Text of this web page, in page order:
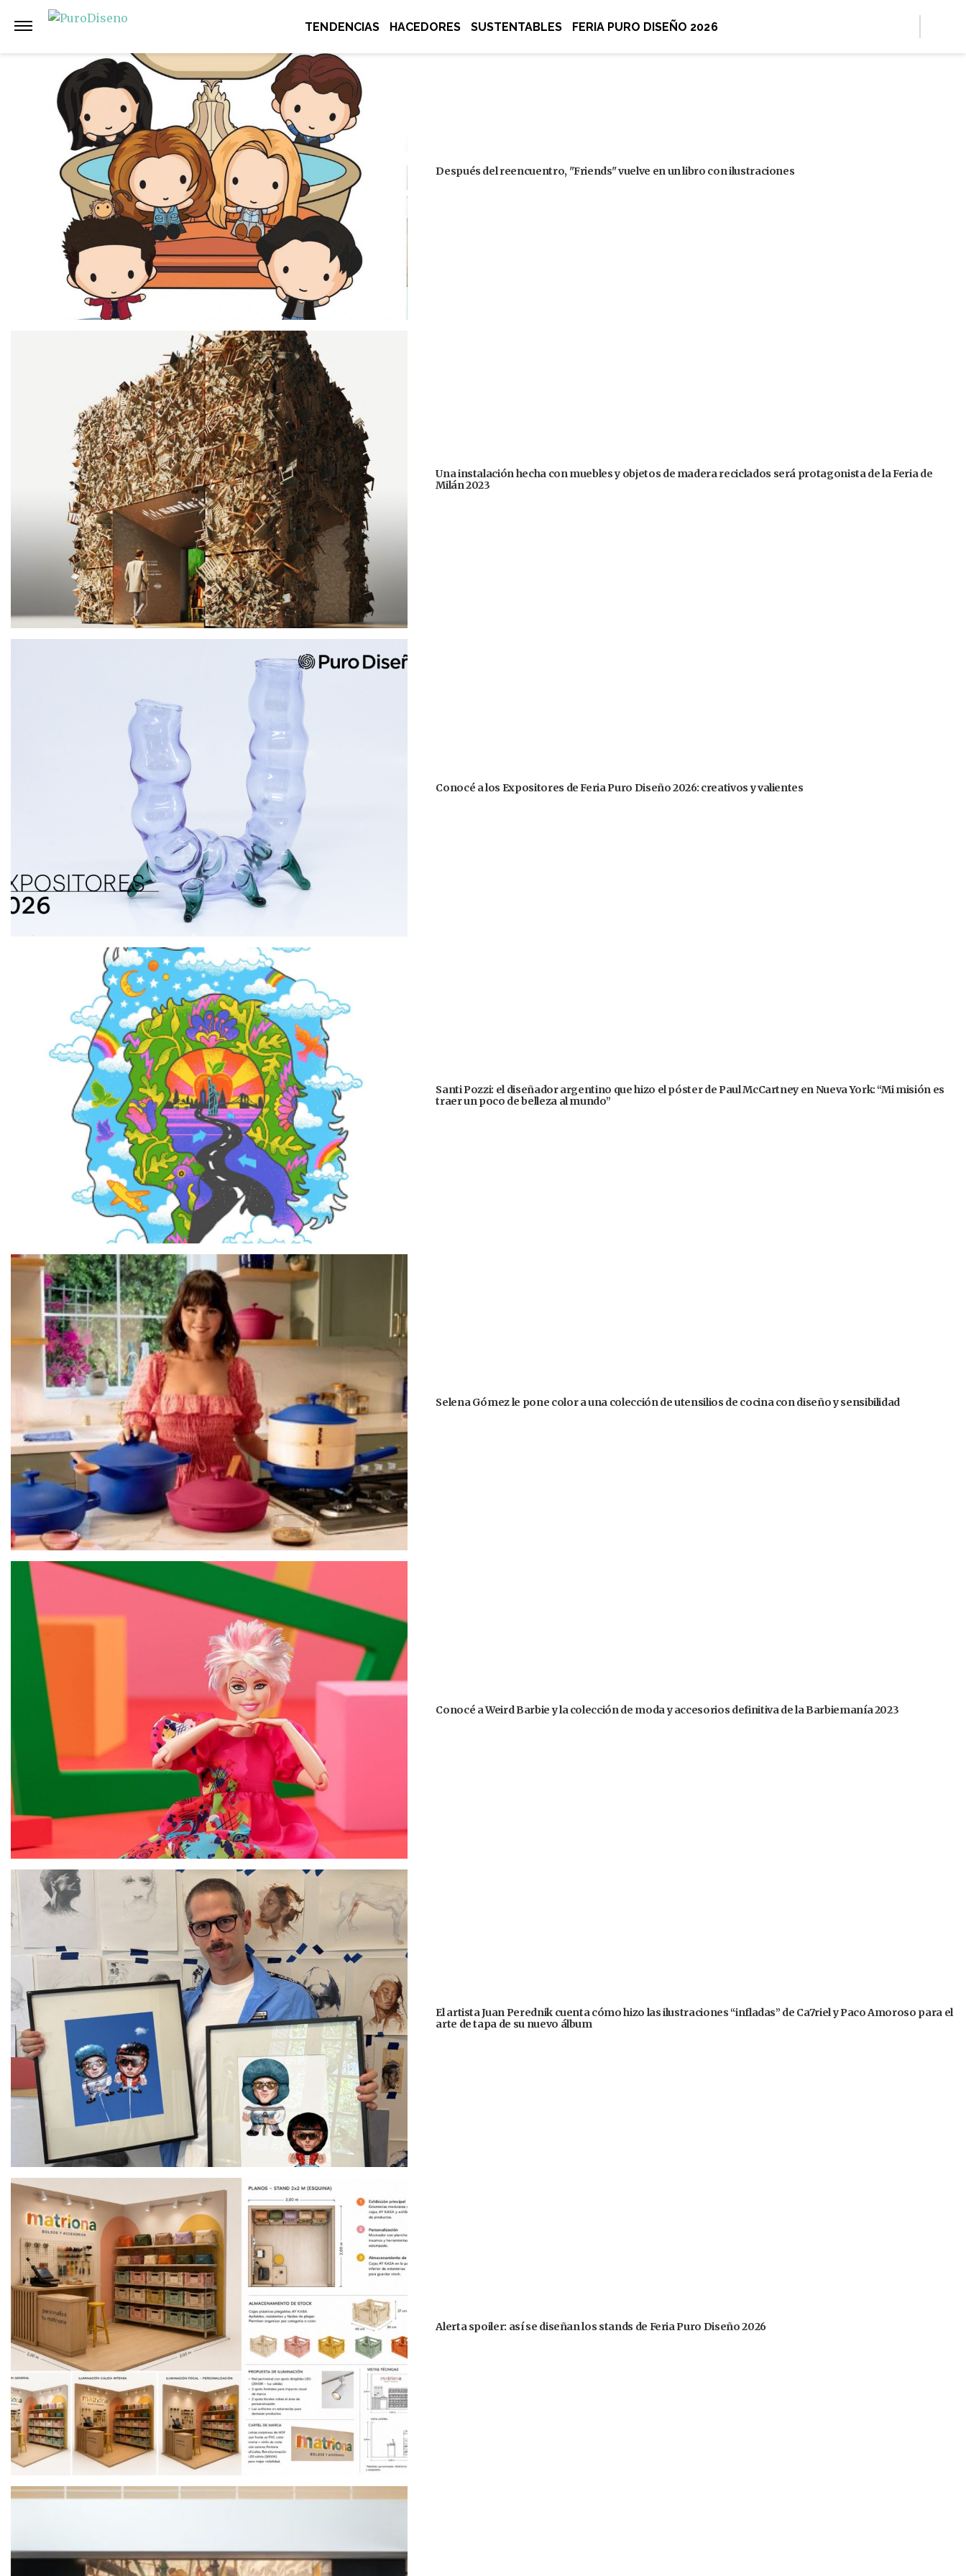
TENDENCIAS HACEDORES SUSTENTABLES FERIA PURO DISEÑO 2026
Anterior
Después del reencuentro, "Friends" vuelve en un libro con ilustraciones
Una instalación hecha con muebles y objetos de madera reciclados será protagonista de la Feria de
Milán 2023
Conocé a los Expositores de Feria Puro Diseño 2026: creativos y valientes
Santi Pozzi: el diseñador argentino que hizo el póster de Paul McCartney en Nueva York: “Mi misión es
traer un poco de belleza al mundo”
Selena Gómez le pone color a una colección de utensilios de cocina con diseño y sensibilidad
Conocé a Weird Barbie y la colección de moda y accesorios definitiva de la Barbiemanía 2023
El artista Juan Perednik cuenta cómo hizo las ilustraciones “infladas” de Ca7riel y Paco Amoroso para el
arte de tapa de su nuevo álbum
Alerta spoiler: así se diseñan los stands de Feria Puro Diseño 2026
Siguiente